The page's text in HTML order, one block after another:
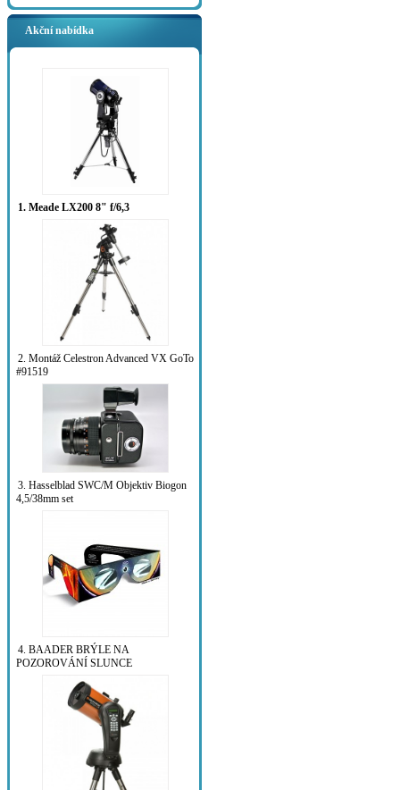
Akční nabídka
1. Meade LX200 8" f/6,3
2. Montáž Celestron Advanced VX GoTo
#91519
3. Hasselblad SWC/M Objektiv Biogon
4,5/38mm set
4. BAADER BRÝLE NA
POZOROVÁNÍ SLUNCE